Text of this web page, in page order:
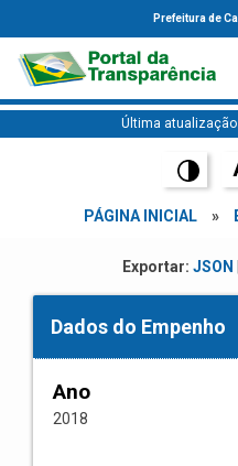
Prefeitura de
Última
PÁGINA INICIAL »
Exportar: JSON
Dados do Empenho
Ano
2018